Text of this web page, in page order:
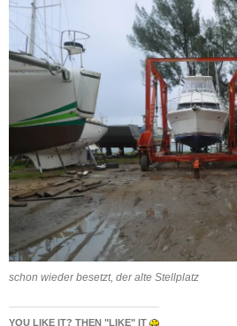
schon wieder besetzt, der alte Stellplatz
YOU LIKE IT? THEN "LIKE" IT